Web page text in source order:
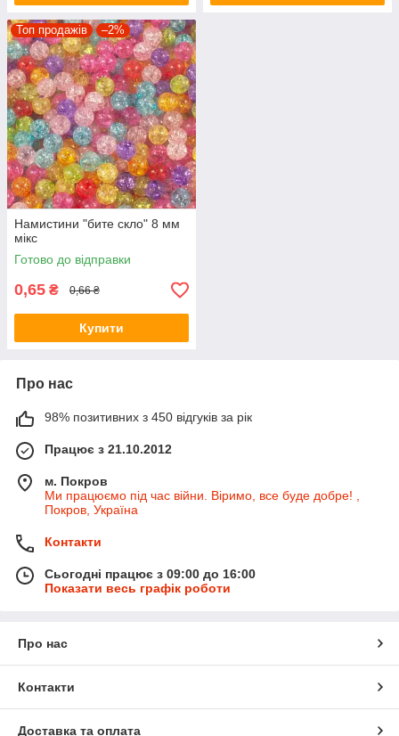
Топ продажів –2%
Намистини "бите скло" 8 мм
мікс
Готово до відправки
0,65 ₴ 0,66 ₴
Купити
Про нас
98% позитивних з 450 відгуків за рік
Працює з 21.10.2012
м. Покров
Ми працюємо під час війни. Віримо, все буде добре! ,
Покров, Україна
Контакти
Сьогодні працює з 09:00 до 16:00
Показати весь графік роботи
Про нас
Контакти
Доставка та оплата